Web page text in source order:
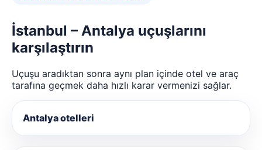
İstanbul – Antalya uçuşlarını
karşılaştırın
Uçuşu aradıktan sonra aynı plan içinde otel ve araç
tarafına geçmek daha hızlı karar vermenizi sağlar.
Antalya otelleri